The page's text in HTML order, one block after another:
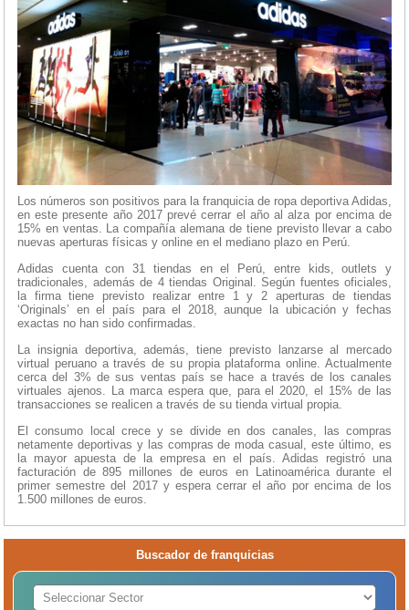
Los números son positivos para la franquicia de ropa deportiva Adidas,
en este presente año 2017 prevé cerrar el año al alza por encima de
15% en ventas. La compañía alemana de tiene previsto llevar a cabo
nuevas aperturas físicas y online en el mediano plazo en Perú.
Adidas cuenta con 31 tiendas en el Perú, entre kids, outlets y
tradicionales, además de 4 tiendas Original. Según fuentes oficiales,
la firma tiene previsto realizar entre 1 y 2 aperturas de tiendas
‘Originals’ en el país para el 2018, aunque la ubicación y fechas
exactas no han sido confirmadas.
La insignia deportiva, además, tiene previsto lanzarse al mercado
virtual peruano a través de su propia plataforma online. Actualmente
cerca del 3% de sus ventas país se hace a través de los canales
virtuales ajenos. La marca espera que, para el 2020, el 15% de las
transacciones se realicen a través de su tienda virtual propia.
El consumo local crece y se divide en dos canales, las compras
netamente deportivas y las compras de moda casual, este último, es
la mayor apuesta de la empresa en el país. Adidas registró una
facturación de 895 millones de euros en Latinoamérica durante el
primer semestre del 2017 y espera cerrar el año por encima de los
1.500 millones de euros.
Buscador de franquicias